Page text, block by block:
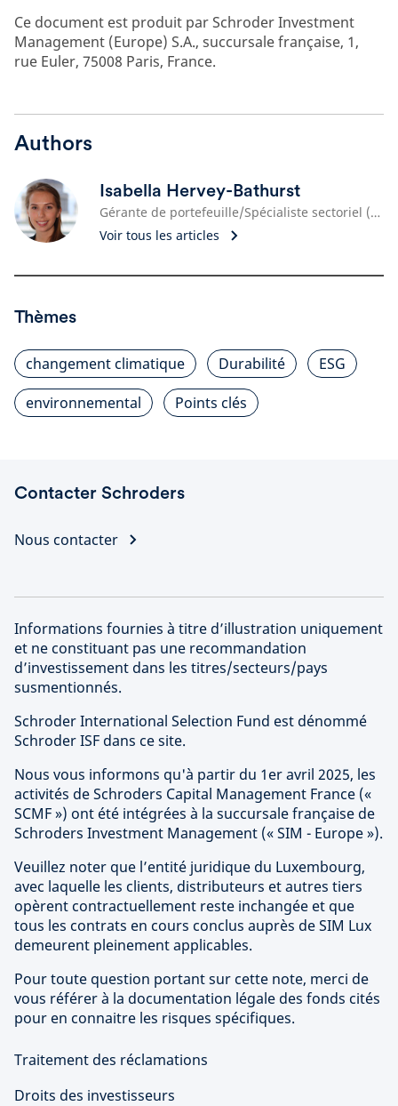
Ce document est produit par Schroder Investment
Management (Europe) S.A., succursale française, 1,
rue Euler, 75008 Paris, France.
Authors
Isabella Hervey-Bathurst
Gérante de portefeuille/Spécialiste sectoriel (Monde)
Voir tous les articles
Thèmes
changement climatique Durabilité
ESG
environnemental
Points clés
Contacter Schroders
Nous contacter
Informations fournies à titre d’illustration uniquement
et ne constituant pas une recommandation
d’investissement dans les titres/secteurs/pays
susmentionnés.
Schroder International Selection Fund est dénommé
Schroder ISF dans ce site.
Nous vous informons qu'à partir du 1er avril 2025, les
activités de Schroders Capital Management France («
SCMF ») ont été intégrées à la succursale française de
Schroders Investment Management (« SIM - Europe »).
Veuillez noter que l’entité juridique du Luxembourg,
avec laquelle les clients, distributeurs et autres tiers
opèrent contractuellement reste inchangée et que
tous les contrats en cours conclus auprès de SIM Lux
demeurent pleinement applicables.
Pour toute question portant sur cette note, merci de
vous référer à la documentation légale des fonds cités
pour en connaitre les risques spécifiques.
Traitement des réclamations
Droits des investisseurs